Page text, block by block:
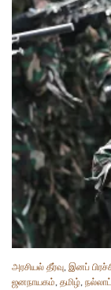
அரசியல் தீர்வு, இனப்
ஜனநாயகம், தமிழ்,